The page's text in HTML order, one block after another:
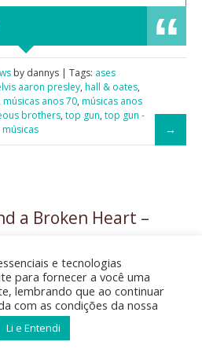
by dannys | Tags: ases
aaron presley, hall & oates,
músicas anos 70, músicas anos
brothers, top gun, top gun -
a Broken Heart –
by: Al Green
e tecnologias
para fornecer a você uma
lembrando que ao continuar
com as condições da nossa
Li e Entendi